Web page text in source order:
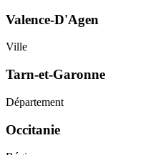
Valence-D'Agen
Ville
Tarn-et-Garonne
Département
Occitanie